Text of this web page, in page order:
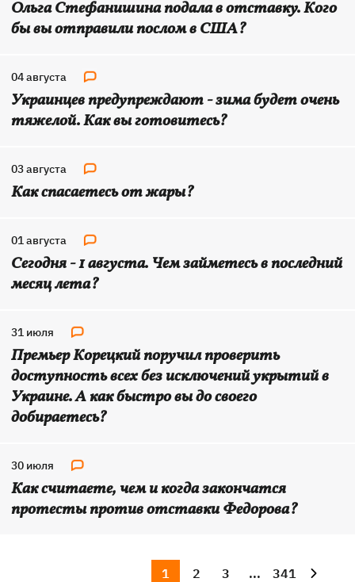
Ольга Стефанишина подала в отставку. Кого
бы вы отправили послом в США?
04 августа
Украинцев предупреждают - зима будет очень
тяжелой. Как вы готовитесь?
03 августа
Как спасаетесь от жары?
01 августа
Сегодня - 1 августа. Чем займетесь в последний
месяц лета?
31 июля
Премьер Корецкий поручил проверить
доступность всех без исключений укрытий в
Украине. А как быстро вы до своего
добираетесь?
30 июля
Как считаете, чем и когда закончатся
протесты против отставки Федорова?
1 2 3 ... 341